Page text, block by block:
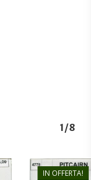
1/8
IN OFFERTA!